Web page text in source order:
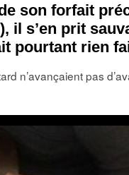
son forfait
il s’en prit
pourtant rien
n’avançaient pas